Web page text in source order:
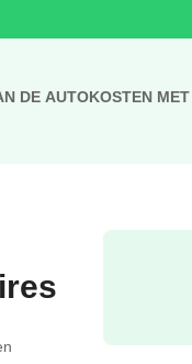
DE AUTOKOSTEN